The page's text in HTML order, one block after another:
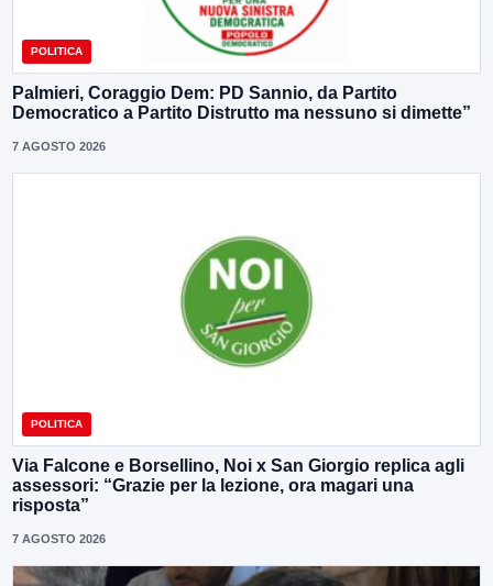
POLITICA
Palmieri, Coraggio Dem: PD Sannio, da Partito
Democratico a Partito Distrutto ma nessuno si dimette”
7 AGOSTO 2026
POLITICA
Via Falcone e Borsellino, Noi x San Giorgio replica agli
assessori: “Grazie per la lezione, ora magari una
risposta”
7 AGOSTO 2026